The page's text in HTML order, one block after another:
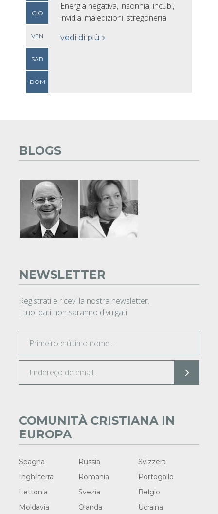
GIO
VEN
SAB
DOM
Energia negativa, insonnia, incubi,
invidia, maledizioni, stregoneria
vedi di più
BLOGS
NEWSLETTER
Registrati e ricevi la nostra newsletter.
I tuoi dati non saranno divulgati
COMUNITÀ CRISTIANA IN
EUROPA
Spagna Russia
Svizzera
Inghilterra
Romania
Portogallo
Lettonia
Svezia
Belgio
Moldavia
Olanda Ucraina